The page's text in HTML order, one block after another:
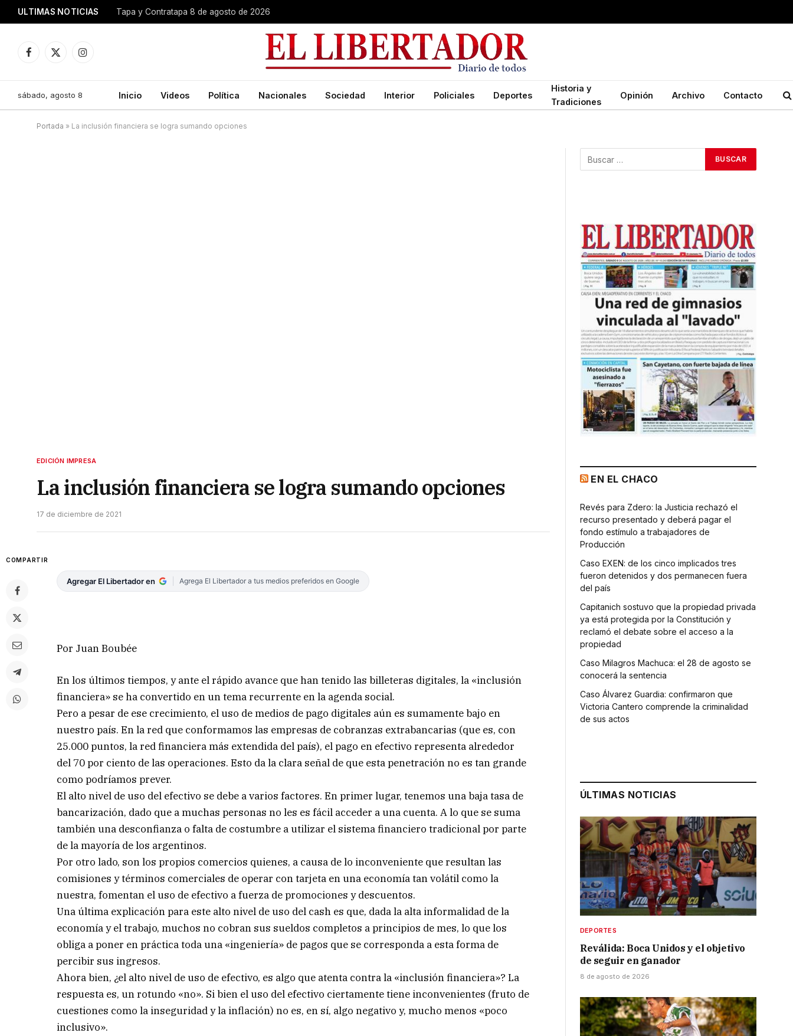
ULTIMAS NOTICIAS Tapa y Contratapa 8 de agosto de 2026
Facebook
X
Instagram
sábado, agosto 8 Inicio Videos Política Nacionales Sociedad Interior Policiales Deportes
Historia y
Tradiciones
Opinión Archivo Contacto
Portada » La inclusión financiera se logra sumando opciones
EDICIÓN IMPRESA
La inclusión financiera se logra sumando opciones
17 de diciembre de 2021
COMPARTIR
Agregar El Libertador en Agrega El Libertador a tus medios preferidos en Google
Por Juan Boubée
En los últimos tiempos, y ante el rápido avance que han tenido las billeteras digitales, la «inclusión
financiera» se ha convertido en un tema recurrente en la agenda social.
Pero a pesar de ese crecimiento, el uso de medios de pago digitales aún es sumamente bajo en
nuestro país. En la red que conformamos las empresas de cobranzas extrabancarias (que es, con
25.000 puntos, la red financiera más extendida del país), el pago en efectivo representa alrededor
del 70 por ciento de las operaciones. Esto da la clara señal de que esta penetración no es tan grande
como podríamos prever.
El alto nivel de uso del efectivo se debe a varios factores. En primer lugar, tenemos una baja tasa de
bancarización, dado que a muchas personas no les es fácil acceder a una cuenta. A lo que se suma
también una desconfianza o falta de costumbre a utilizar el sistema financiero tradicional por parte
de la mayoría de los argentinos.
Por otro lado, son los propios comercios quienes, a causa de lo inconveniente que resultan las
comisiones y términos comerciales de operar con tarjeta en una economía tan volátil como la
nuestra, fomentan el uso de efectivo a fuerza de promociones y descuentos.
Una última explicación para este alto nivel de uso del cash es que, dada la alta informalidad de la
economía y el trabajo, muchos no cobran sus sueldos completos a principios de mes, lo que los
obliga a poner en práctica toda una «ingeniería» de pagos que se corresponda a esta forma de
percibir sus ingresos.
Ahora bien, ¿el alto nivel de uso de efectivo, es algo que atenta contra la «inclusión financiera»? La
respuesta es, un rotundo «no». Si bien el uso del efectivo ciertamente tiene inconvenientes (fruto de
cuestiones como la inseguridad y la inflación) no es, en sí, algo negativo y, mucho menos «poco
inclusivo».
EN EL CHACO
Revés para Zdero: la Justicia rechazó el
recurso presentado y deberá pagar el
fondo estímulo a trabajadores de
Producción
Caso EXEN: de los cinco implicados tres
fueron detenidos y dos permanecen fuera
del país
Capitanich sostuvo que la propiedad privada
ya está protegida por la Constitución y
reclamó el debate sobre el acceso a la
propiedad
Caso Milagros Machuca: el 28 de agosto se
conocerá la sentencia
Caso Álvarez Guardia: confirmaron que
Victoria Cantero comprende la criminalidad
de sus actos
ÚLTIMAS NOTICIAS
DEPORTES
Reválida: Boca Unidos y el objetivo
de seguir en ganador
8 de agosto de 2026